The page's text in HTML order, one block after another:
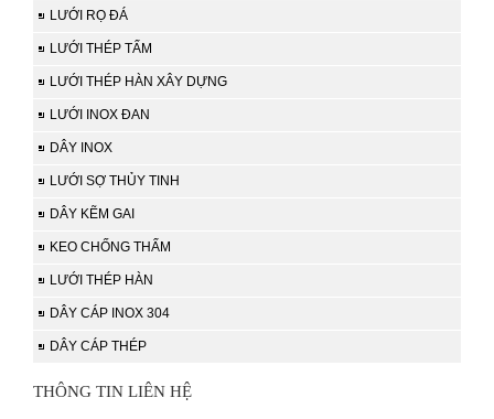
LƯỚI RỌ ĐÁ
LƯỚI THÉP TẤM
LƯỚI THÉP HÀN XÂY DỰNG
LƯỚI INOX ĐAN
DÂY INOX
LƯỚI SỢ THỦY TINH
DÂY KẼM GAI
KEO CHỐNG THẤM
LƯỚI THÉP HÀN
DÂY CÁP INOX 304
DÂY CÁP THÉP
THÔNG TIN LIÊN HỆ